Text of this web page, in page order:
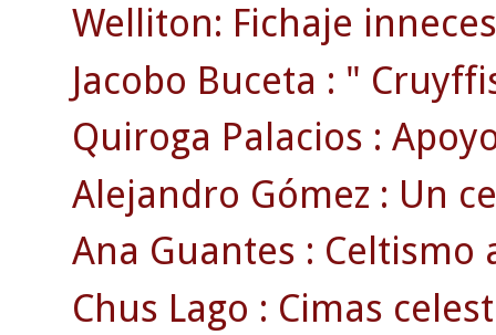
Welliton: Fichaje
Jacobo Buceta : "
Quiroga Palacios :
Alejandro Gómez : Un
Ana Guantes : Celtismo
Chus Lago : Cimas